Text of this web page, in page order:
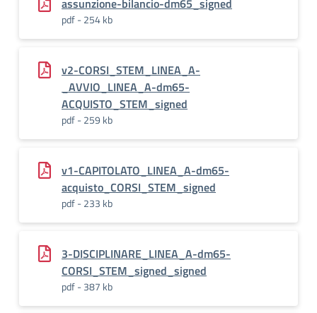
assunzione-bilancio-dm65_signed
pdf - 254 kb
v2-CORSI_STEM_LINEA_A-
_AVVIO_LINEA_A-dm65-
ACQUISTO_STEM_signed
pdf - 259 kb
v1-CAPITOLATO_LINEA_A-dm65-
acquisto_CORSI_STEM_signed
pdf - 233 kb
3-DISCIPLINARE_LINEA_A-dm65-
CORSI_STEM_signed_signed
pdf - 387 kb